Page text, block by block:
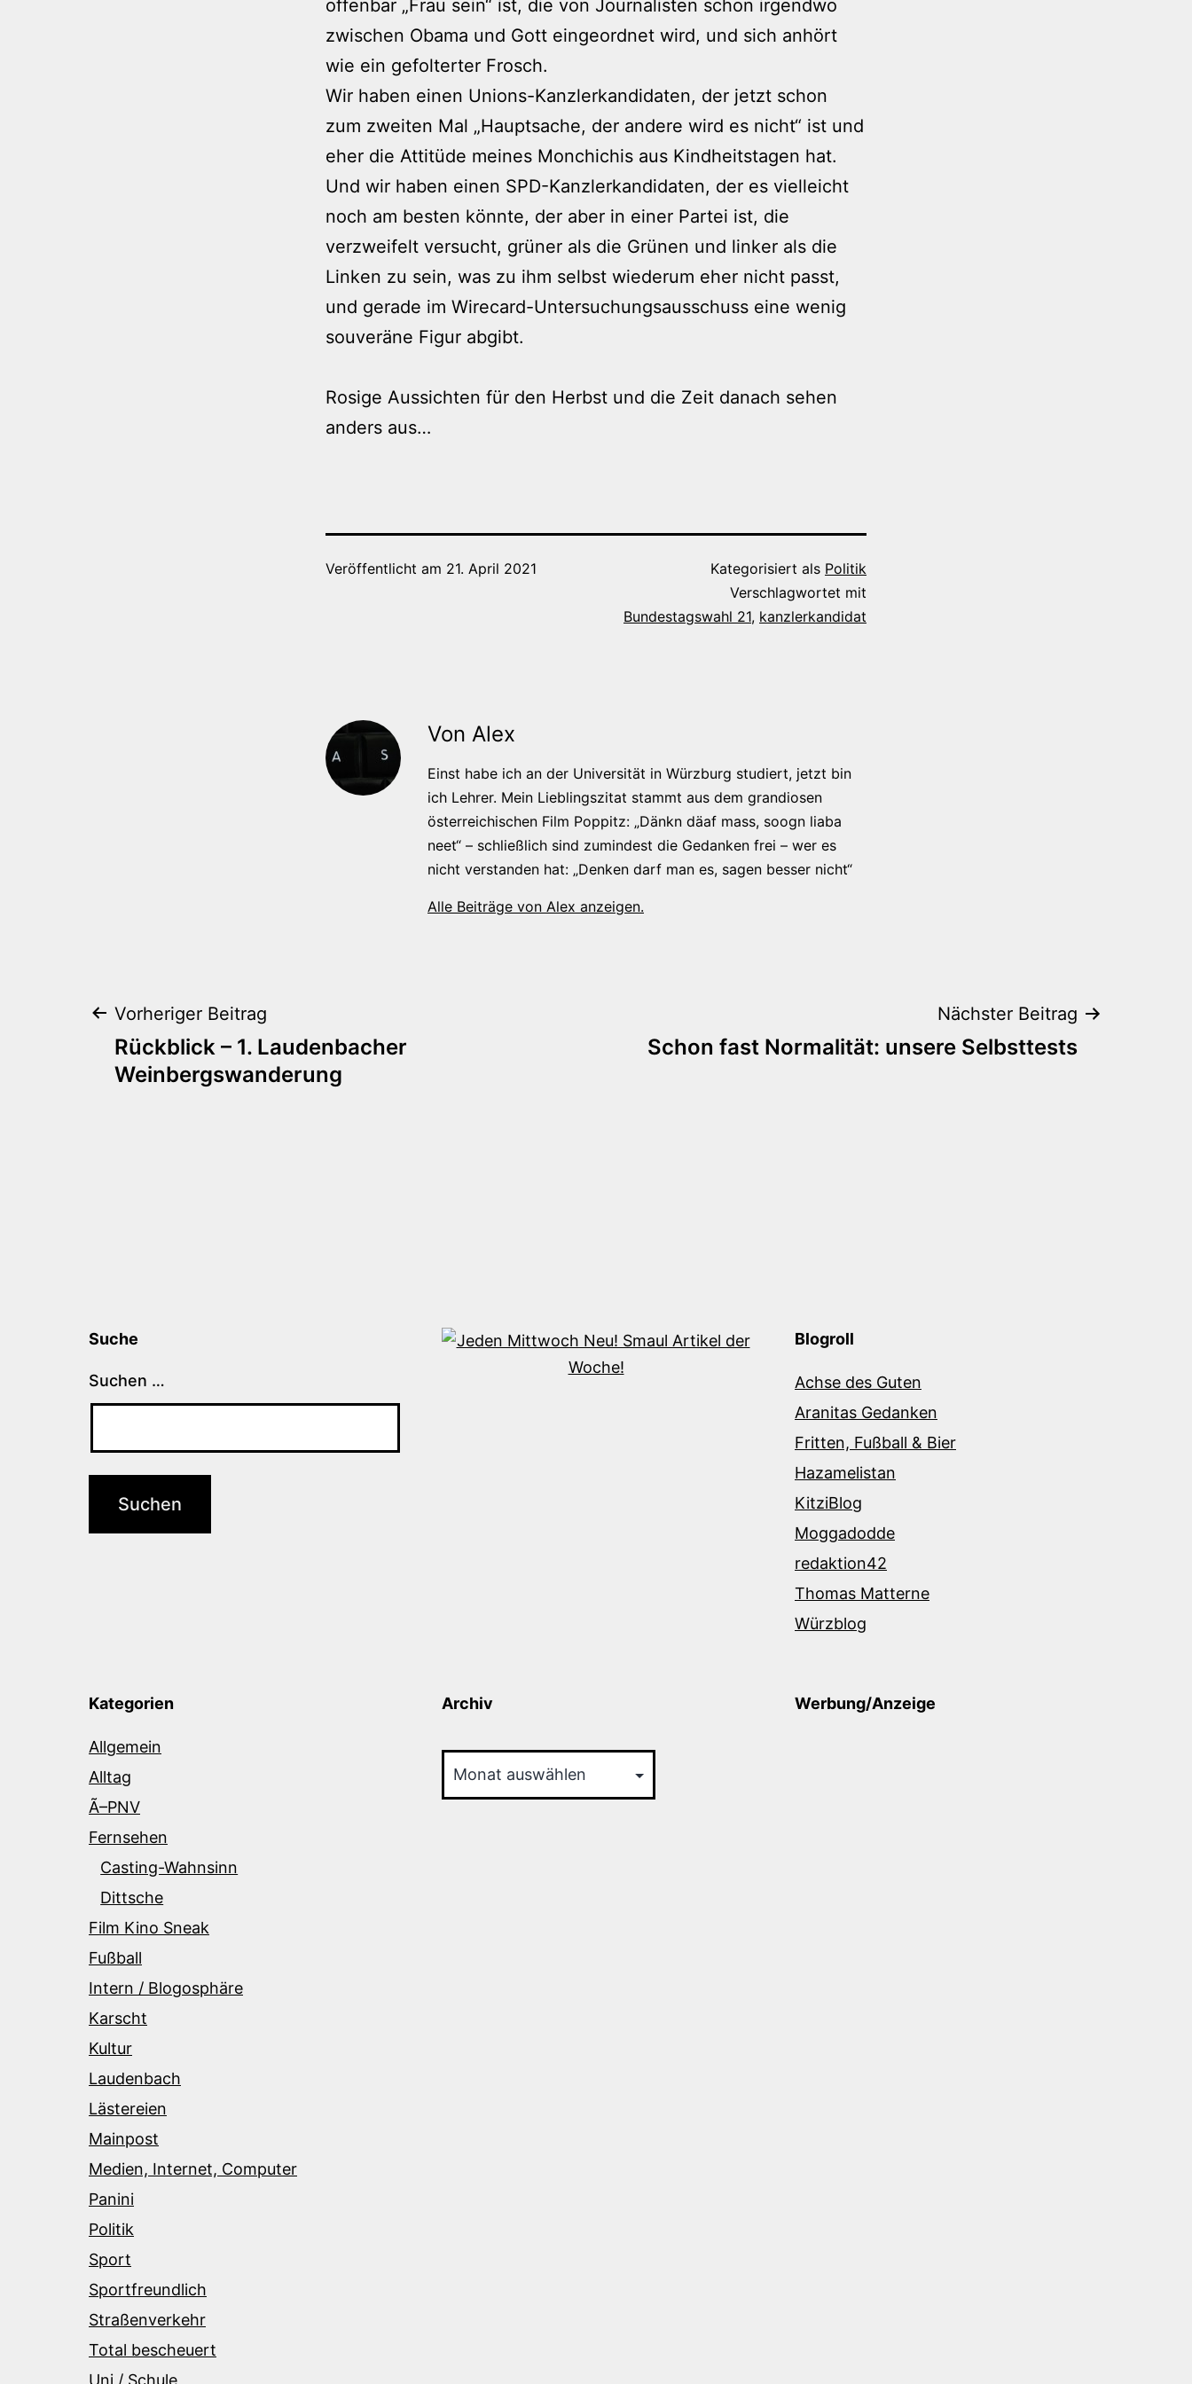
offenbar „Frau sein“ ist, die von Journalisten schon irgendwo
zwischen Obama und Gott eingeordnet wird, und sich anhört
wie ein gefolterter Frosch.
Wir haben einen Unions-Kanzlerkandidaten, der jetzt schon
zum zweiten Mal „Hauptsache, der andere wird es nicht“ ist und
eher die Attitüde meines Monchichis aus Kindheitstagen hat.
Und wir haben einen SPD-Kanzlerkandidaten, der es vielleicht
noch am besten könnte, der aber in einer Partei ist, die
verzweifelt versucht, grüner als die Grünen und linker als die
Linken zu sein, was zu ihm selbst wiederum eher nicht passt,
und gerade im Wirecard-Untersuchungsausschuss eine wenig
souveräne Figur abgibt.
Rosige Aussichten für den Herbst und die Zeit danach sehen
anders aus…
Veröffentlicht am 21. April 2021 Kategorisiert als Politik
Verschlagwortet mit
Bundestagswahl 21, kanzlerkandidat
Von Alex
Einst habe ich an der Universität in Würzburg studiert, jetzt bin
ich Lehrer. Mein Lieblingszitat stammt aus dem grandiosen
österreichischen Film Poppitz: „Dänkn däaf mass, soogn liaba
neet“ – schließlich sind zumindest die Gedanken frei – wer es
nicht verstanden hat: „Denken darf man es, sagen besser nicht“
Alle Beiträge von Alex anzeigen.
Beitragsnavigation
Vorheriger Beitrag
Rückblick – 1. Laudenbacher
Weinbergswanderung
Nächster Beitrag
Schon fast Normalität: unsere Selbsttests
Suche
Suchen …
Blogroll
Achse des Guten
Aranitas Gedanken
Fritten, Fußball & Bier
Hazamelistan
KitziBlog
Moggadodde
redaktion42
Thomas Matterne
Würzblog
Kategorien
Allgemein
Alltag
Ã–PNV
Fernsehen
Casting-Wahnsinn
Dittsche
Film Kino Sneak
Fußball
Intern / Blogosphäre
Karscht
Kultur
Laudenbach
Lästereien
Mainpost
Medien, Internet, Computer
Panini
Politik
Sport
Sportfreundlich
Straßenverkehr
Total bescheuert
Uni / Schule
Archiv Werbung/Anzeige